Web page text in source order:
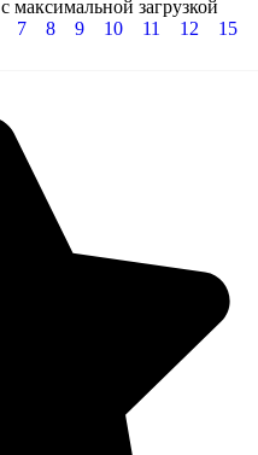
с максимальной загрузкой
7 8 9 10 11 12 15